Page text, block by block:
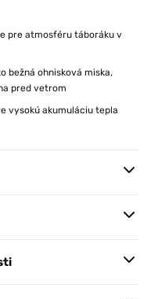
pre atmosféru táboráku v
bežná ohnisková miska,
pred vetrom
vysokú akumuláciu tepla